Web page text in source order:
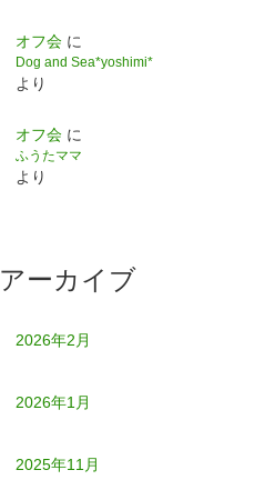
オフ会 に
Dog and Sea*yoshimi*
より
オフ会 に
ふうたママ
より
アーカイブ
2026年2月
2026年1月
2025年11月